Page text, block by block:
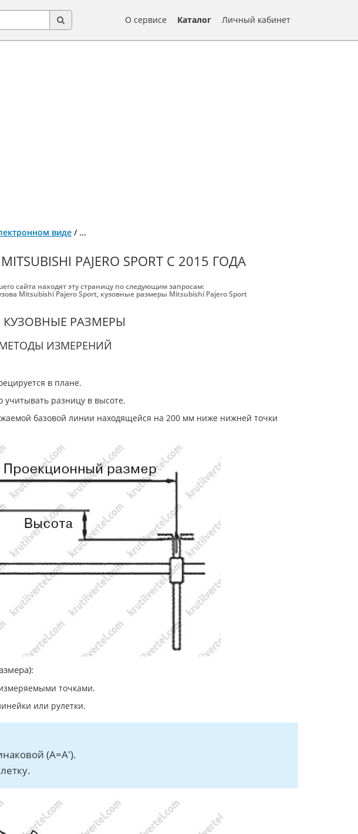
О сервисе Каталог Личный кабинет
виде / ...
PAJERO SPORT С 2015 ГОДА
сайта находят эту страницу по следующим запросам:
Mitsubishi Pajero Sport, кузовные размеры Mitsubishi Pajero Sport
КУЗОВНЫЕ РАЗМЕРЫ
ИЗМЕРЕНИЙ
в плане.
разницу в высоте.
базовой линии находящейся на 200 мм ниже нижней точки
точками.
или рулетки.
(А=А').